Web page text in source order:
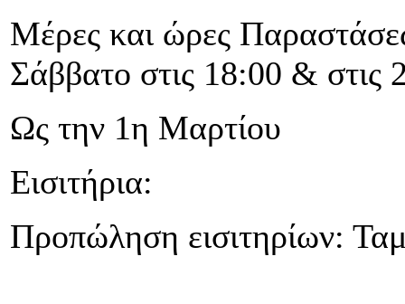
Μέρες και ώρες
Σάββατο στις 18:00 & στις
Ως την 1η Μαρτίου
Εισιτήρια:
Προπώληση εισιτηρίων: